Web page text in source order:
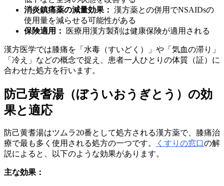
消炎鎮痛薬の減量効果： 漢方薬との併用でNSAIDsの
使用量を減らせる可能性がある
保険適用：
医療用漢方製剤は健康保険が適用される
漢方医学では膝痛を「水毒（すいどく）」や「気血の滞り」
「冷え」などの概念で捉え、患者一人ひとりの体質（証）に
合わせた処方を行います。
防己黄耆湯（ぼういおうぎとう）の効
果と適応
防己黄耆湯はツムラ20番として処方される漢方薬で、膝痛治
療で最も多く使用される処方の一つです。
くすりの窓口の解
説によると、以下のような効果があります。
主な効果：